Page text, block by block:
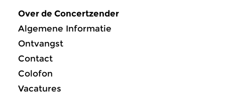
Over de Concertzender
Algemene Informatie
Ontvangst
Contact
Colofon
Vacatures